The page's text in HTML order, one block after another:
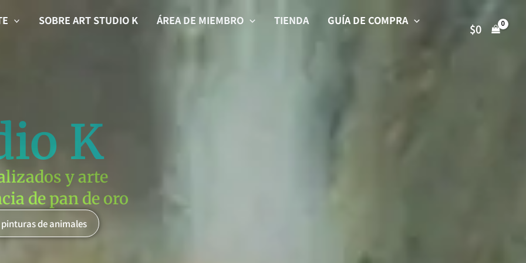
SOBRE ART STUDIO K ÁREA DE MIEMBRO TIENDA
GUÍA DE COMPRA
$0
K
y arte
de pan de oro
pinturas de animales